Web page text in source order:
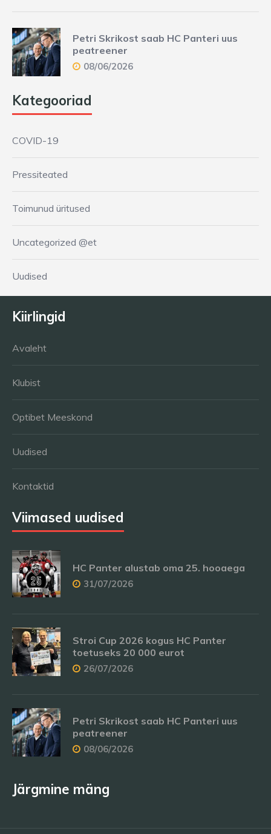
Petri Skrikost saab HC Panteri uus
peatreener
08/06/2026
Kategooriad
COVID-19
Pressiteated
Toimunud üritused
Uncategorized @et
Uudised
Kiirlingid
Avaleht
Klubist
Optibet Meeskond
Uudised
Kontaktid
Viimased uudised
HC Panter alustab oma 25. hooaega
31/07/2026
Stroi Cup 2026 kogus HC Panter
toetuseks 20 000 eurot
26/07/2026
Petri Skrikost saab HC Panteri uus
peatreener
08/06/2026
Järgmine mäng